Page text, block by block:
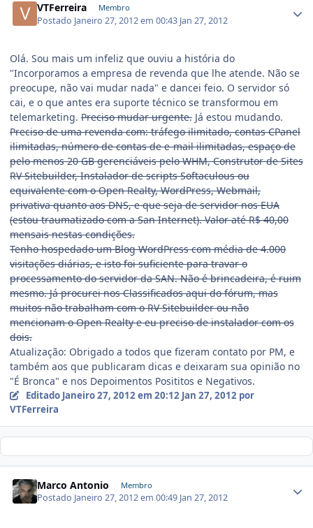
VTFerreira Membro
Postado Janeiro 27, 2012 em 00:43 Jan 27, 2012
Olá. Sou mais um infeliz que ouviu a história do
"Incorporamos a empresa de revenda que lhe atende. Não se
preocupe, não vai mudar nada" e dancei feio. O servidor só
cai, e o que antes era suporte técnico se transformou em
telemarketing. Preciso mudar urgente. Já estou mudando.
Preciso de uma revenda com: tráfego ilimitado, contas CPanel
ilimitadas, número de contas de e-mail ilimitadas, espaço de
pelo menos 20 GB gerenciáveis pelo WHM, Construtor de Sites
RV Sitebuilder, Instalador de scripts Softaculous ou
equivalente com o Open Realty, WordPress, Webmail,
privativa quanto aos DNS, e que seja de servidor nos EUA
(estou traumatizado com a San Internet). Valor até R$ 40,00
mensais nestas condições.
Tenho hospedado um Blog WordPress com média de 4.000
visitações diárias, e isto foi suficiente para travar o
processamento do servidor da SAN. Não é brincadeira, é ruim
mesmo. Já procurei nos Classificados aqui do fórum, mas
muitos não trabalham com o RV Sitebuilder ou não
mencionam o Open Realty e eu preciso de instalador com os
dois.
Atualização: Obrigado a todos que fizeram contato por PM, e
também aos que publicaram dicas e deixaram sua opinião no
"É Bronca" e nos Depoimentos Posititos e Negativos.
Editado Janeiro 27, 2012 em 20:12 Jan 27, 2012por
VTFerreira
Marco Antonio Membro
Postado Janeiro 27, 2012 em 00:49 Jan 27, 2012